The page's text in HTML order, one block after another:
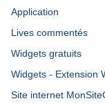
Application
Lives commentés
Widgets gratuits
Widgets - Extension
Site internet